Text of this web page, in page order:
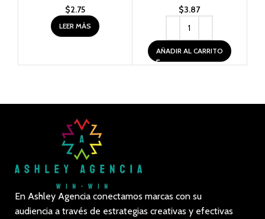
$2.75
LEER MÁS
$3.87
AÑADIR AL CARRITO
En Ashley Agencia conectamos marcas con su
audiencia a través de estrategias creativas y efectivas